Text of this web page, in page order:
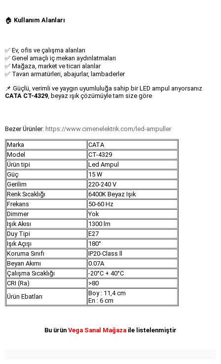
🏠 Kullanım Alanları
✅ Ev, ofis ve çalışma alanları
✅ Genel amaçlı iç mekan aydınlatmaları
✅ Mağaza, market ve ticari alanlar
✅ Tavan armatürleri, abajurlar, lambaderler
📌 Güçlü, verimli ve yaygın uyumluluğa sahip bir LED ampul arıyorsanız
CATA CT-4329 , beyaz ışık çözümüyle tam size göre
Bezer Ürünler: https://www.cimenelektrik.com/led-ampuller
Marka
CATA
Model
CT-4329
Ürün tipi
Led Ampul
Güç
15 W
Gerilim
220-240 V
Renk Sıcaklığı
6400K Beyaz Işık
Frekans
50-60 Hz
Dimmer
Yok
Işık Akısı
1300 lm
Duy Tipi
E27
Işık Açışı
180°
Koruma Sınıfı
IP20-Class ll
Beyan Akımı
0.07A
Çalışma Sıcaklığı
-20°C + 40°C
CRI (Ra)
>80
Ürün Ebatları
Boy : 11,4 cm
En : 6 cm
Bu ürün Vega Sanal Mağaza ile listelenmiştir